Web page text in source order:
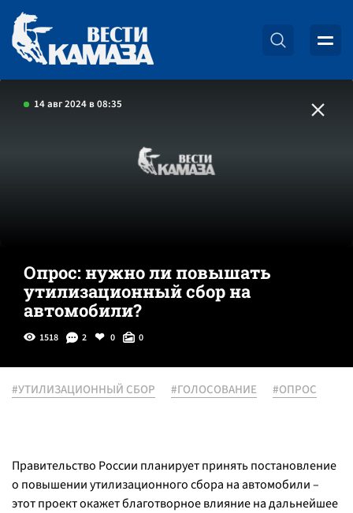
14 авг 2024 в 08:35
Опрос: нужно ли повышать
утилизационный сбор на
автомобили?
1518 2 0 0
#УТИЛИЗАЦИОННЫЙ СБОР #ГОЛОСОВАНИЕ #ОПРОС
Правительство России планирует принять постановление
о повышении утилизационного сбора на автомобили –
этот проект окажет благотворное влияние на дальнейшее